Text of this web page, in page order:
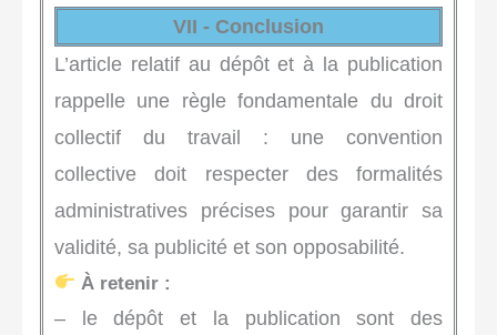
VII - Conclusion
L’article relatif au dépôt et à la publication
rappelle une règle fondamentale du droit
collectif du travail : une convention
collective doit respecter des formalités
administratives précises pour garantir sa
validité, sa publicité et son opposabilité.
À retenir :
– le dépôt et la publication sont des